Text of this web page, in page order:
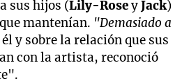
sus hijos (Lily-RoseyJack)
mantenían. "Demasiado a
y sobre la relación que sus
con la artista, reconoció